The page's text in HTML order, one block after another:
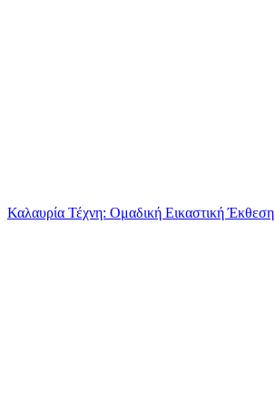
Καλαυρία Τέχνη: Ομαδική Εικαστική Έκθεση